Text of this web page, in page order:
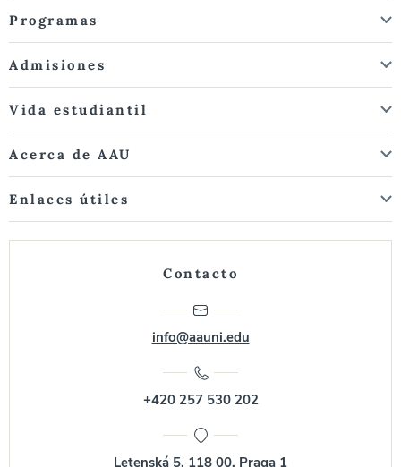
Programas
Admisiones
Vida estudiantil
Acerca de AAU
Enlaces útiles
Contacto
info@aauni.edu
+420 257 530 202
Letenská 5, 118 00, Praga 1